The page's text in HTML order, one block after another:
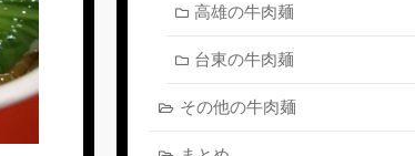
高雄の牛肉麺
台東の牛肉麺
その他の牛肉麺